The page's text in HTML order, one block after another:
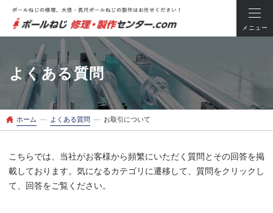
よくある質問
ホーム ー よくある質問 ー お取引について
こちらでは、当社がお客様から頻繁にいただく質問とその回答を掲
載しております。気になるカテゴリに遷移して、質問をクリックし
て、回答をご覧ください。
メニュー